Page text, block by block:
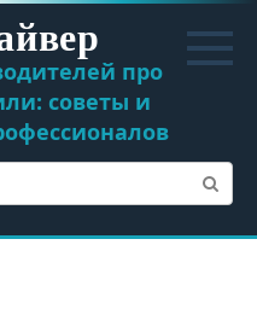
про
советы и